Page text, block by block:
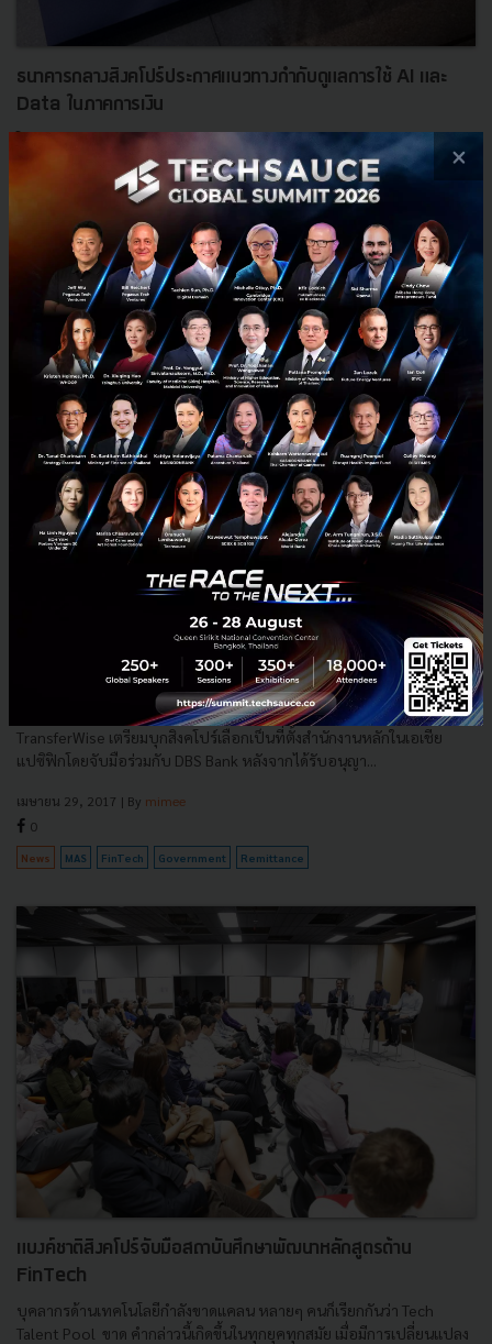
ธนาคารกลางสิงคโปร์ประกาศแนวทางกำกับดูแลการใช้ AI และ
Data ในภาคการเงิน
ในวันแรกของงาน Singapore Fintech Festival 2018 หน่วยงานแกนนำ
การจัดงานอย่าง MAS หรือธนาคารกลางแห่งชาติสิงคโปร์ได้ถือโอกาส
ประกาศเกี่ยวกับเทคโนโลยีที่ทุกคนกำลัง Hype นั่นคือ Artificia...
พฤศจิกายน 12, 2018| By
Techsauce Team
FinTech Data Analytics Artificial Intelligence
Monetary Authority of Singapore
แบงค์ชาติสิงคโปร์อนุญาตให้ TransferWise เป็นบริษัทแรกที่
สามารถยืนยันตัวตนผ่านออนไลน์ในการโอนเงินได้
Unicorn จากอังกฤษสาย FinTech ด้วยบริการโอนเงินข้ามประเทศอย่าง
TransferWise เตรียมบุกสิงคโปร์เลือกเป็นที่ตั้งสำนักงานหลักในเอเชีย
แปซิฟิกโดยจับมือร่วมกับ DBS Bank หลังจากได้รับอนุญา...
เมษายน 29, 2017 | By mimee
0
News MAS FinTech Government Remittance
แบงค์ชาติสิงคโปร์จับมือสถาบันศึกษาพัฒนาหลักสูตรด้าน
FinTech
บุคลากรด้านเทคโนโลยีกำลังขาดแคลน หลายๆ คนก็เรียกกันว่า Tech
Talent Pool ขาด คำกล่าวนี้เกิดขึ้นในทุกยุคทุกสมัย เมื่อมีการเปลี่ยนแปลง
×